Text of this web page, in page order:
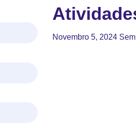
Novembro 5, 2024